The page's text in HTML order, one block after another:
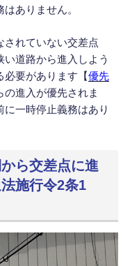
ありません。
されていない交差点
道路から進入しよう
必要があります【優先
の進入が優先されま
一時停止義務はあり
ら交差点に進
施行令2条1